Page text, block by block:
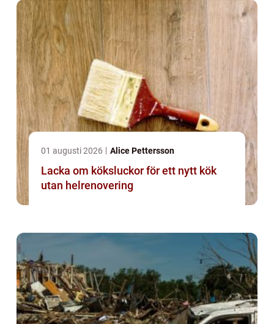
01 augusti 2026 Alice Pettersson
Lacka om köksluckor för ett nytt kök
utan helrenovering